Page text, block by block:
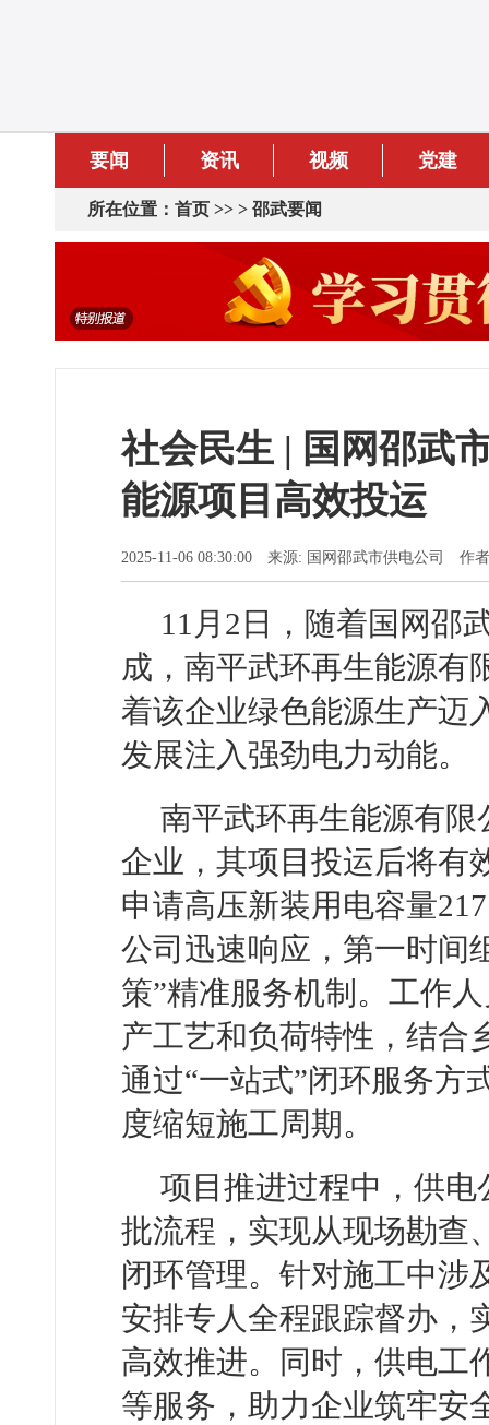
要闻 资讯 视频 党建
所在位置： 首页 >> > 邵武要闻
社会民生 | 国网邵武
能源项目高效投运
2025-11-06 08:30:00 来源: 国网邵武市供电公司 作
11月2日，随着国网邵
成，南平武环再生能源有
着该企业绿色能源生产迈
发展注入强劲电力动能。
南平武环再生能源有
企业，其项目投运后将有
申请高压新装用电容量
公司迅速响应，第一时间
策”精准服务机制。工作
产工艺和负荷特性，结合
通过“一站式”闭环服务方
度缩短施工周期。
项目推进过程中，供电
批流程，实现从现场勘查
闭环管理。针对施工中涉
安排专人全程跟踪督办，
高效推进。同时，供电工
等服务，助力企业筑牢安